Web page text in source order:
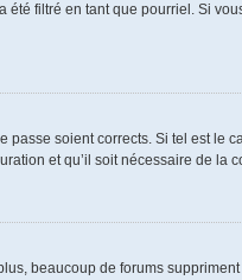
filtré en tant que pourriel. Si
soient corrects. Si tel est le
et qu’il soit nécessaire de la
beaucoup de forums